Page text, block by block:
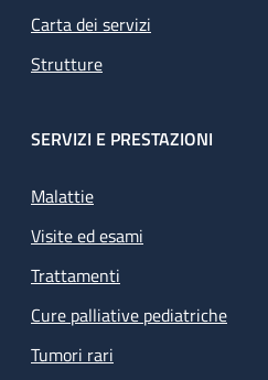
Carta dei servizi
Strutture
SERVIZI E PRESTAZIONI
Malattie
Visite ed esami
Trattamenti
Cure palliative pediatriche
Tumori rari